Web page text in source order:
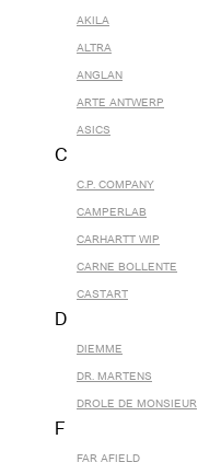
AKILA
ALTRA
ANGLAN
ARTE ANTWERP
ASICS
C
C.P. COMPANY
CAMPERLAB
CARHARTT WIP
CARNE BOLLENTE
CASTART
D
DIEMME
DR. MARTENS
DROLE DE MONSIEUR
F
FAR AFIELD